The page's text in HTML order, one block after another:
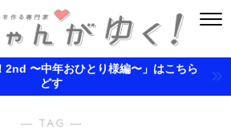
2nd 〜中年おひとり様編〜」はこちら
どす
― TAG ―